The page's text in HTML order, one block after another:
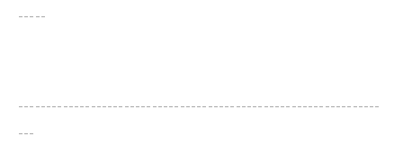
-----
-----------------------------------------------------------------
---